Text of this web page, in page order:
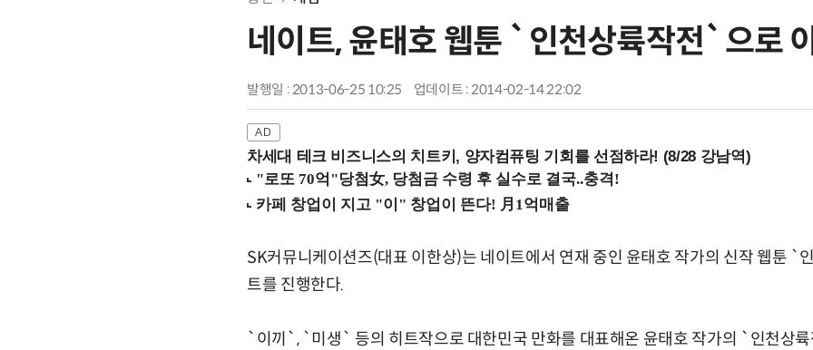
네이트, 윤태호 웹툰 `인천상륙작전`으로
발행일 : 2013-06-25 10:25 업데이트 : 2014-02-14 22:02
차세대 테크 비즈니스의 치트키, 양자컴퓨팅 기회를 선점하라! (8/28 강남역)
SK커뮤니케이션즈(대표 이한상)는 네이트에서 연재 중인 윤태호 작가의 신작 웹툰 `
트를 진행한다.
`이끼`, `미생` 등의 히트작으로 대한민국 만화를 대표해온 윤태호 작가의 `인천상